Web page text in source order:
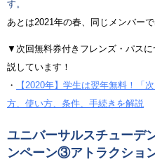
す。
あとは2021年の春、同じメンバー
▼次回無料券付きフレンズ・パス
説しています！
・
【2020年】学生は翌年無料！「
方、使い方、条件、手続きを解説
ユニバーサルスチューデ
ンペーン③アトラクショ